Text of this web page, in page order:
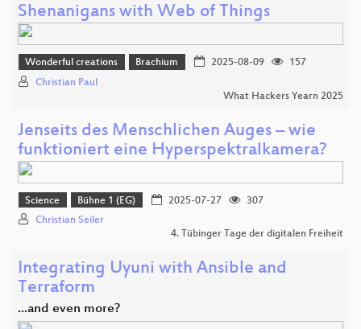
Shenanigans with Web of Things
Wonderful creations Brachium 2025-08-09
157
Christian Paul
What Hackers Yearn 2025
Jenseits des Menschlichen Auges – wie
funktioniert eine Hyperspektralkamera?
Science Bühne 1 (EG) 2025-07-27
307
Christian Seiler
4. Tübinger Tage der digitalen Freiheit
Integrating Uyuni with Ansible and
Terraform
...and even more?